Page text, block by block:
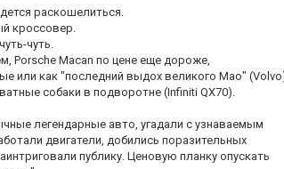
раскошелиться.
кроссовер.
чуть.
Porsche Macan по цене еще дороже,
или как "последний выдох великого Мао"
собаки в подворотне (Infiniti QX70).
легендарные авто, угадали с узнаваемым
двигатели, добились поразительных
публику. Ценовую планку опускать